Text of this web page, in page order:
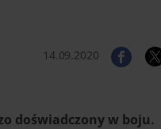
14.09.2020
doświadczony w boju.